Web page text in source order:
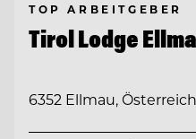
TOP ARBEITGEBER
Tirol Lodge
6352 Ellmau, Österreich